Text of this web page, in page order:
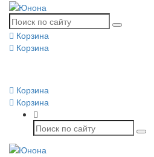
Корзина
Корзина
Корзина
Корзина